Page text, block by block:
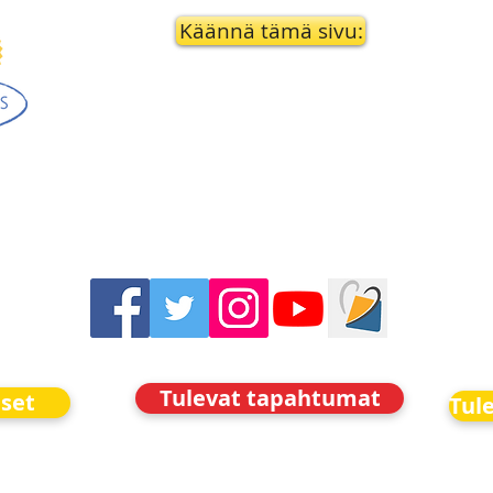
Käännä tämä sivu:
Tulevat tapahtumat